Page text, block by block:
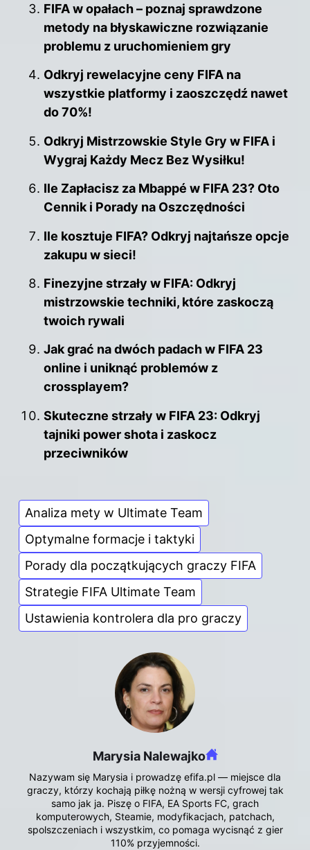
FIFA w opałach – poznaj sprawdzone
metody na błyskawiczne rozwiązanie
problemu z uruchomieniem gry
Odkryj rewelacyjne ceny FIFA na
wszystkie platformy i zaoszczędź nawet
do 70%!
Odkryj Mistrzowskie Style Gry w FIFA i
Wygraj Każdy Mecz Bez Wysiłku!
Ile Zapłacisz za Mbappé w FIFA 23? Oto
Cennik i Porady na Oszczędności
Ile kosztuje FIFA? Odkryj najtańsze opcje
zakupu w sieci!
Finezyjne strzały w FIFA: Odkryj
mistrzowskie techniki, które zaskoczą
twoich rywali
Jak grać na dwóch padach w FIFA 23
online i uniknąć problemów z
crossplayem?
Skuteczne strzały w FIFA 23: Odkryj
tajniki power shota i zaskocz
przeciwników
Analiza mety w Ultimate Team
Optymalne formacje i taktyki
Porady dla początkujących graczy FIFA
Strategie FIFA Ultimate Team
Ustawienia kontrolera dla pro graczy
Marysia Nalewajko
Nazywam się Marysia i prowadzę efifa.pl — miejsce dla
graczy, którzy kochają piłkę nożną w wersji cyfrowej tak
samo jak ja. Piszę o FIFA, EA Sports FC, grach
komputerowych, Steamie, modyfikacjach, patchach,
spolszczeniach i wszystkim, co pomaga wycisnąć z gier
110% przyjemności.